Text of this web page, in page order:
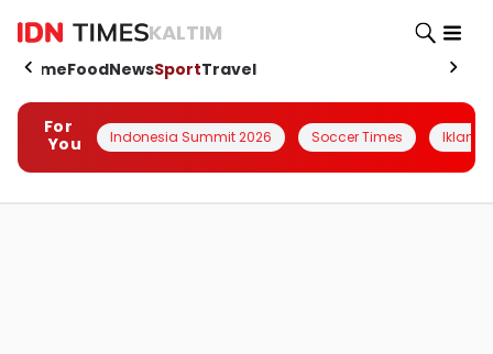
KALTIM
HomeFoodNewsSportTravel
For
You
Indonesia Summit 2026 Soccer Times Iklanin